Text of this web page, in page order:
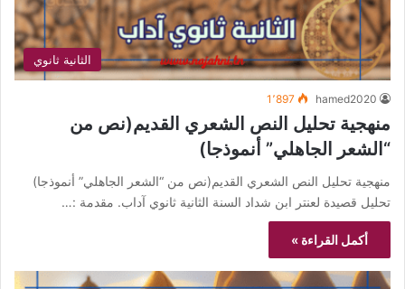
الثانية ثانوي
hamed2020 1٬897
منهجية تحليل النص الشعري القديم(نص من
“الشعر الجاهلي” أنموذجا)
منهجية تحليل النص الشعري القديم(نص من “الشعر الجاهلي” أنموذجا)
تحليل قصيدة لعنتر ابن شداد السنة الثانية ثانوي آداب. مقدمة :…
أكمل القراءة »